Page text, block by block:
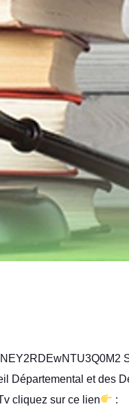
Départemental et des
cliquez sur ce lien
: